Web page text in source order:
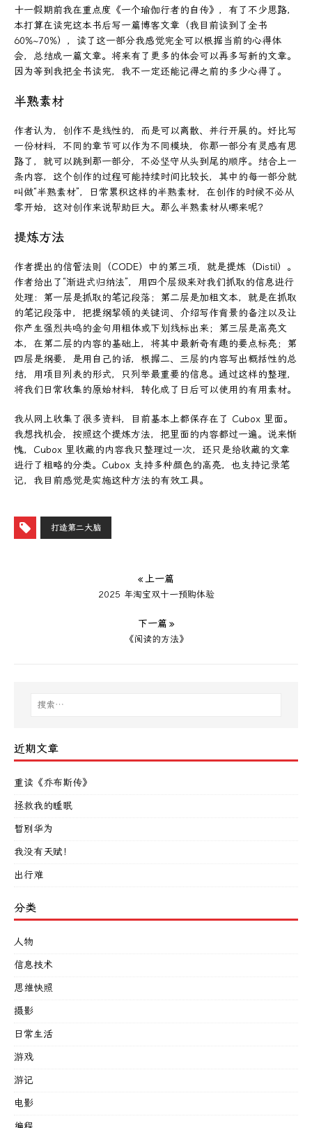
十一假期前我在重点度《一个瑜伽行者的自传》，有了不少思路，
本打算在读完这本书后写一篇博客文章（我目前读到了全书
60%~70%），读了这一部分我感觉完全可以根据当前的心得体
会，总结成一篇文章。将来有了更多的体会可以再多写新的文章。
因为等到我把全书读完，我不一定还能记得之前的多少心得了。
半熟素材
作者认为，创作不是线性的，而是可以离散、并行开展的。好比写
一份材料，不同的章节可以作为不同模块，你那一部分有灵感有思
路了，就可以跳到那一部分，不必坚守从头到尾的顺序。结合上一
条内容，这个创作的过程可能持续时间比较长，其中的每一部分就
叫做“半熟素材”，日常累积这样的半熟素材，在创作的时候不必从
零开始，这对创作来说帮助巨大。那么半熟素材从哪来呢？
提炼方法
作者提出的信管法则（CODE）中的第三项，就是提炼（Distil）。
作者给出了“渐进式归纳法”，用四个层级来对我们抓取的信息进行
处理：第一层是抓取的笔记段落；第二层是加粗文本，就是在抓取
的笔记段落中，把提纲挈领的关键词、介绍写作背景的备注以及让
你产生强烈共鸣的金句用粗体或下划线标出来；第三层是高亮文
本，在第二层的内容的基础上，将其中最新奇有趣的要点标亮；第
四层是纲要，是用自己的话，根据二、三层的内容写出概括性的总
结，用项目列表的形式，只列举最重要的信息。通过这样的整理，
将我们日常收集的原始材料，转化成了日后可以使用的有用素材。
我从网上收集了很多资料，目前基本上都保存在了 Cubox 里面。
我想找机会，按照这个提炼方法，把里面的内容都过一遍。说来惭
愧，Cubox 里收藏的内容我只整理过一次，还只是给收藏的文章
进行了粗略的分类。Cubox 支持多种颜色的高亮，也支持记录笔
记，我目前感觉是实施这种方法的有效工具。
打造第二大脑
« 上一篇
2025 年淘宝双十一预购体验
下一篇 »
《阅读的方法》
近期文章
重读《乔布斯传》
拯救我的睡眠
暂别华为
我没有天赋！
出行难
分类
人物
信息技术
思维快照
摄影
日常生活
游戏
游记
电影